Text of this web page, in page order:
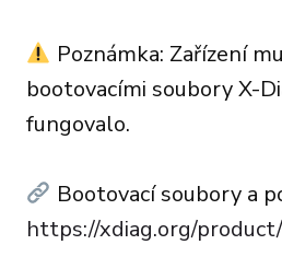
Poznámka: Zařízení
bootovacími soubory X-
fungovalo.
Bootovací soubory a
https://xdiag.org/